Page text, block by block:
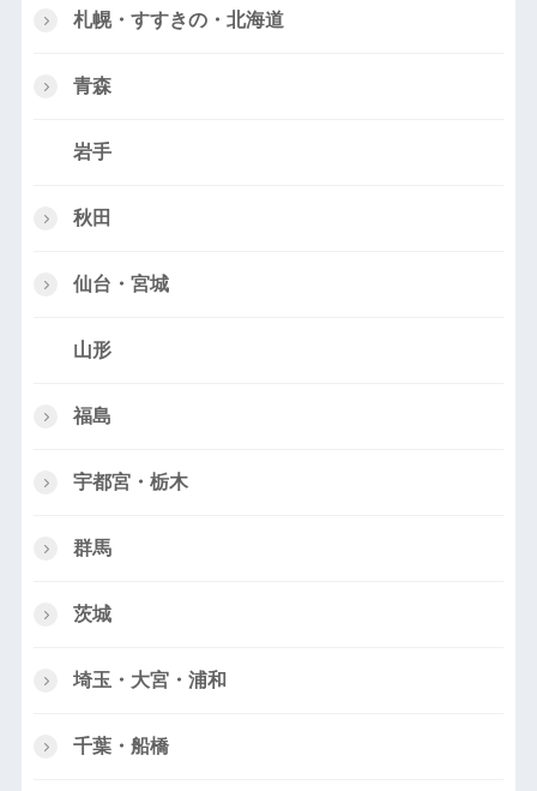
札幌・すすきの・北海道
青森
岩手
秋田
仙台・宮城
山形
福島
宇都宮・栃木
群馬
茨城
埼玉・大宮・浦和
千葉・船橋